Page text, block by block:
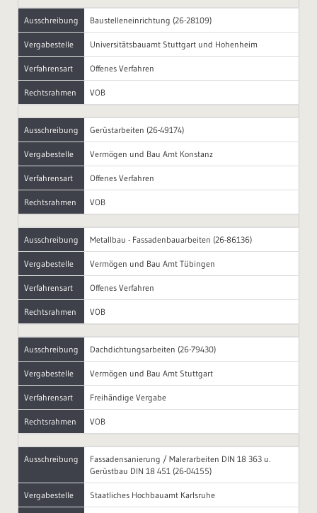
Ausschreibung Baustelleneinrichtung (26-28109)
Vergabestelle Universitätsbauamt Stuttgart und Hohenheim
Verfahrensart Offenes Verfahren
Rechtsrahmen VOB
Ausschreibung Gerüstarbeiten (26-49174)
Vergabestelle Vermögen und Bau Amt Konstanz
Verfahrensart Offenes Verfahren
Rechtsrahmen VOB
Ausschreibung Metallbau - Fassadenbauarbeiten (26-86136)
Vergabestelle Vermögen und Bau Amt Tübingen
Verfahrensart Offenes Verfahren
Rechtsrahmen VOB
Ausschreibung Dachdichtungsarbeiten (26-79430)
Vergabestelle Vermögen und Bau Amt Stuttgart
Verfahrensart Freihändige Vergabe
Rechtsrahmen VOB
Ausschreibung
Fassadensanierung / Malerarbeiten DIN 18 363 u.
Gerüstbau DIN 18 451 (26-04155)
Vergabestelle Staatliches Hochbauamt Karlsruhe